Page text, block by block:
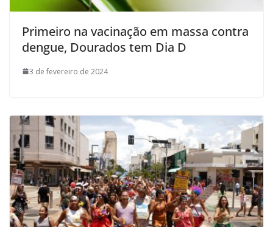
Primeiro na vacinação em massa contra
dengue, Dourados tem Dia D
3 de fevereiro de 2024